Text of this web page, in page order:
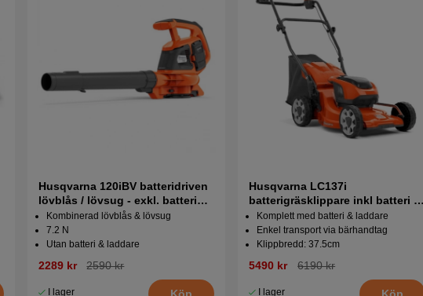
Husqvarna 120iBV batteridriven
lövblås / lövsug - exkl. batteri
och laddare
Kombinerad lövblås & lövsug
7.2 N
Utan batteri & laddare
2289 kr 2590 kr
I lager
Husqvarna LC137i
batterigräsklippare inkl batteri &
laddare
Komplett med batteri & laddare
Enkel transport via bärhandtag
Klippbredd: 37.5cm
5490 kr 6190 kr
I lager